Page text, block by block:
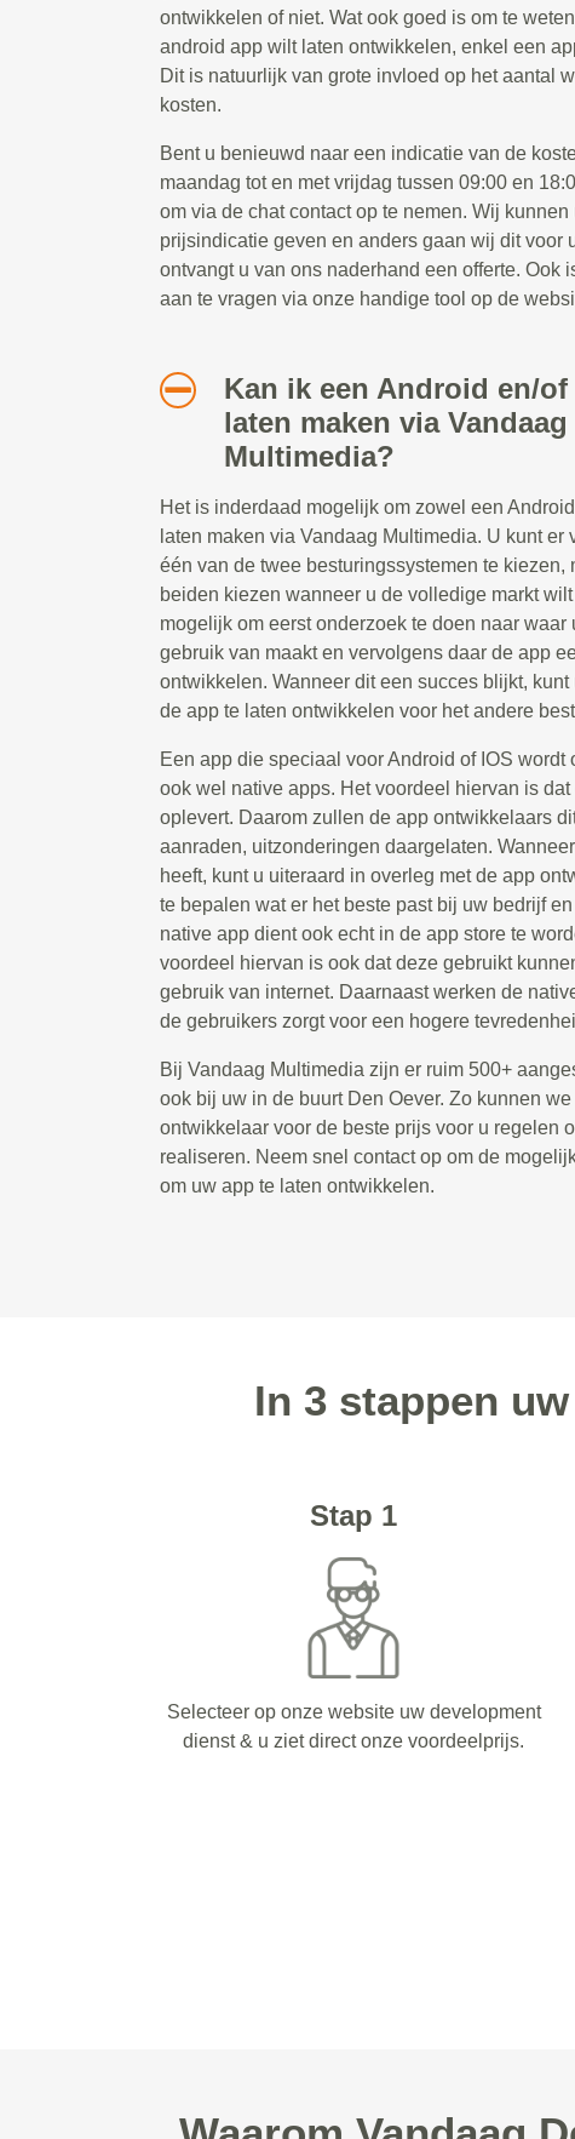
ontwikkelen of niet. Wat ook goed is om te
android app wilt laten ontwikkelen, enkel een
Dit is natuurlijk van grote invloed op het aantal
kosten.
Bent u benieuwd naar een indicatie van de
maandag tot en met vrijdag tussen 09:00 en
om via de chat contact op te nemen. Wij kunnen
prijsindicatie geven en anders gaan wij dit voor
ontvangt u van ons naderhand een offerte. Ook
aan te vragen via onze handige tool op de
Kan ik een Android en/of
laten maken via Vandaag
Multimedia?
Het is inderdaad mogelijk om zowel een
laten maken via Vandaag Multimedia. U kunt er
één van de twee besturingssystemen te kiezen,
beiden kiezen wanneer u de volledige markt
mogelijk om eerst onderzoek te doen naar waar
gebruik van maakt en vervolgens daar de app
ontwikkelen. Wanneer dit een succes blijkt,
de app te laten ontwikkelen voor het andere
Een app die speciaal voor Android of IOS
ook wel native apps. Het voordeel hiervan is
oplevert. Daarom zullen de app ontwikkelaars
aanraden, uitzonderingen daargelaten.
heeft, kunt u uiteraard in overleg met de app
te bepalen wat er het beste past bij uw bedrijf
native app dient ook echt in de app store te
voordeel hiervan is ook dat deze gebruikt
gebruik van internet. Daarnaast werken de
de gebruikers zorgt voor een hogere
Bij Vandaag Multimedia zijn er ruim 500+
ook bij uw in de buurt Den Oever. Zo kunnen
ontwikkelaar voor de beste prijs voor u regelen
realiseren. Neem snel contact op om de
om uw app te laten ontwikkelen.
In 3 stappen
Stap 1
Selecteer op onze website uw development
dienst & u ziet direct onze voordeelprijs.